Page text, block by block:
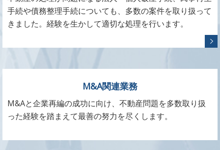
手続や債務整理手続についても、多数の案件を取り扱って
きました。経験を生かして適切な処理を行います。
M&A関連業務
M&Aと企業再編の成功に向け、不動産問題を多数取り扱
った経験を踏まえて最善の努力を尽くします。